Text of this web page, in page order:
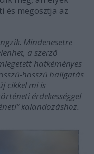
és megosztja az
Mindenesetre
a szerző
hatkéményes
hosszú hallgatás
cikkel mi is
érdekességgel
kalandozáshoz.